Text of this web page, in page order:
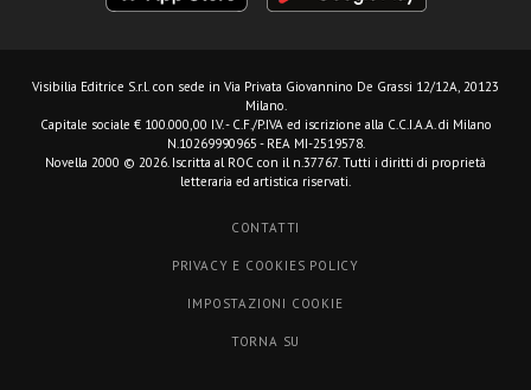
Visibilia Editrice S.r.l. con sede in Via Privata Giovannino De Grassi 12/12A, 20123
Milano.
Capitale sociale € 100.000,00 I.V. - C.F./P.IVA ed iscrizione alla C.C.I.A.A. di Milano
N.10269990965 - REA MI-2519578.
Novella 2000 © 2026. Iscritta al ROC con il n.37767. Tutti i diritti di proprietà
letteraria ed artistica riservati.
CONTATTI
PRIVACY E COOKIES POLICY
IMPOSTAZIONI COOKIE
TORNA SU